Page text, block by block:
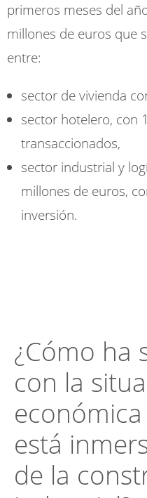
primeros meses del
millones de euros que
entre:
sector de vivienda
sector hotelero, con
transaccionados,
sector industrial y
millones de euros,
inversión.
¿Cómo ha
con la
está
de la